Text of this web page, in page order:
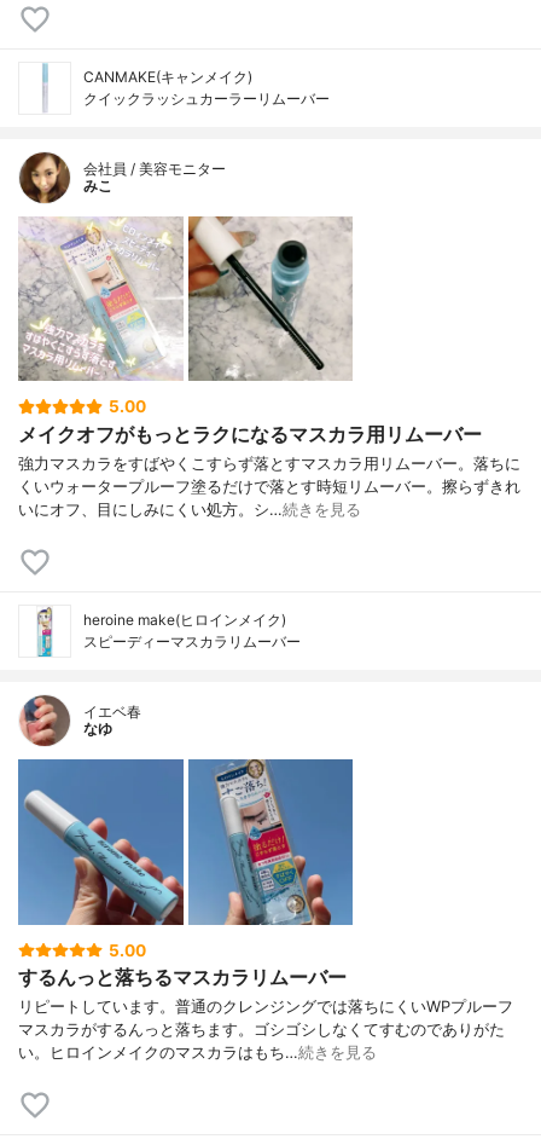
CANMAKE(キャンメイク)
クイックラッシュカーラーリムーバー
会社員 / 美容モニター
みこ
5.00
メイクオフがもっとラクになるマスカラ用リムーバー
強力マスカラをすばやくこすらず落とすマスカラ用リムーバー。落ちに
くいウォータープルーフ塗るだけで落とす時短リムーバー。擦らずきれ
いにオフ、目にしみにくい処方。シ…続きを見る
heroine make(ヒロインメイク)
スピーディーマスカラリムーバー
イエベ春
なゆ
5.00
するんっと落ちるマスカラリムーバー
リピートしています。普通のクレンジングでは落ちにくいWPプルーフ
マスカラがするんっと落ちます。ゴシゴシしなくてすむのでありがた
い。ヒロインメイクのマスカラはもち…続きを見る